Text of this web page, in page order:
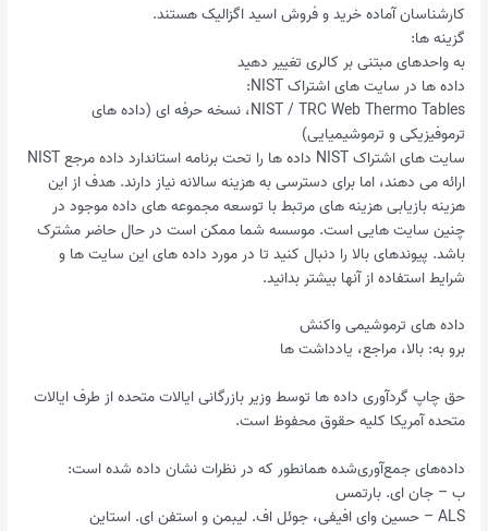
کارشناسان آماده خرید و فروش اسید اگزالیک هستند.
گزینه ها:
به واحدهای مبتنی بر کالری تغییر دهید
داده ها در سایت های اشتراک NIST:
NIST / TRC Web Thermo Tables، نسخه حرفه ای (داده های
ترموفیزیکی و ترموشیمیایی)
سایت های اشتراک NIST داده ها را تحت برنامه استاندارد داده مرجع NIST
ارائه می دهند، اما برای دسترسی به هزینه سالانه نیاز دارند. هدف از این
هزینه بازیابی هزینه های مرتبط با توسعه مجموعه های داده موجود در
چنین سایت هایی است. موسسه شما ممکن است در حال حاضر مشترک
باشد. پیوندهای بالا را دنبال کنید تا در مورد داده های این سایت ها و
شرایط استفاده از آنها بیشتر بدانید.
داده های ترموشیمی واکنش
برو به: بالا، مراجع، یادداشت ها
حق چاپ گردآوری داده ها توسط وزیر بازرگانی ایالات متحده از طرف ایالات
متحده آمریکا کلیه حقوق محفوظ است.
داده‌های جمع‌آوری‌شده همانطور که در نظرات نشان داده شده است:
ب – جان ای. بارتمس
ALS – حسین وای افیفی، جوئل اف. لیبمن و استفن ای. استاین